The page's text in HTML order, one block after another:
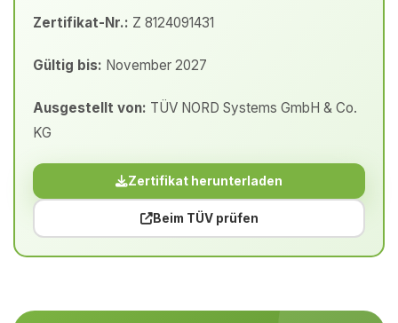
Zertifikat-Nr.: Z 8124091431
Gültig bis: November 2027
Ausgestellt von: TÜV NORD Systems GmbH & Co.
KG
Zertifikat herunterladen
Beim TÜV prüfen